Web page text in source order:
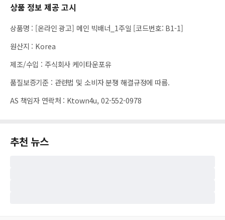
상품 정보 제공 고시
상품명 : [온라인 광고] 메인 빅배너_1주일 [코드번호: B1-1]
원산지 : Korea
제조/수입 : 주식회사 케이타운포유
품질보증기준 : 관련법 및 소비자 분쟁 해결규정에 따름.
AS 책임자 연락처 : Ktown4u, 02-552-0978
추천 뉴스